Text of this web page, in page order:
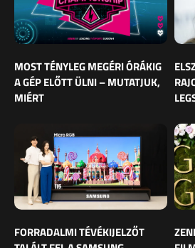
MOST TÉNYLEG MEGÉRI ÓRÁKIG
A GÉP ELŐTT ÜLNI – MUTATJUK,
MIÉRT
FORRADALMI TÉVÉKIJELZŐT